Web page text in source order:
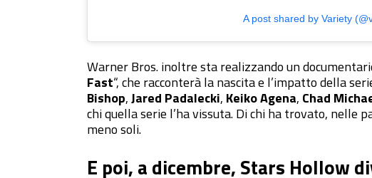
A post shared by Variety
Warner Bros. inoltre sta realizzando un
Fast“, che racconterà la nascita e l’impatto della
Bishop,Jared Padalecki, Keiko Agena, Chad
chi quella serie l’ha vissuta. Di chi ha trovato, nelle
meno soli.
E poi, a dicembre, Stars Hollow